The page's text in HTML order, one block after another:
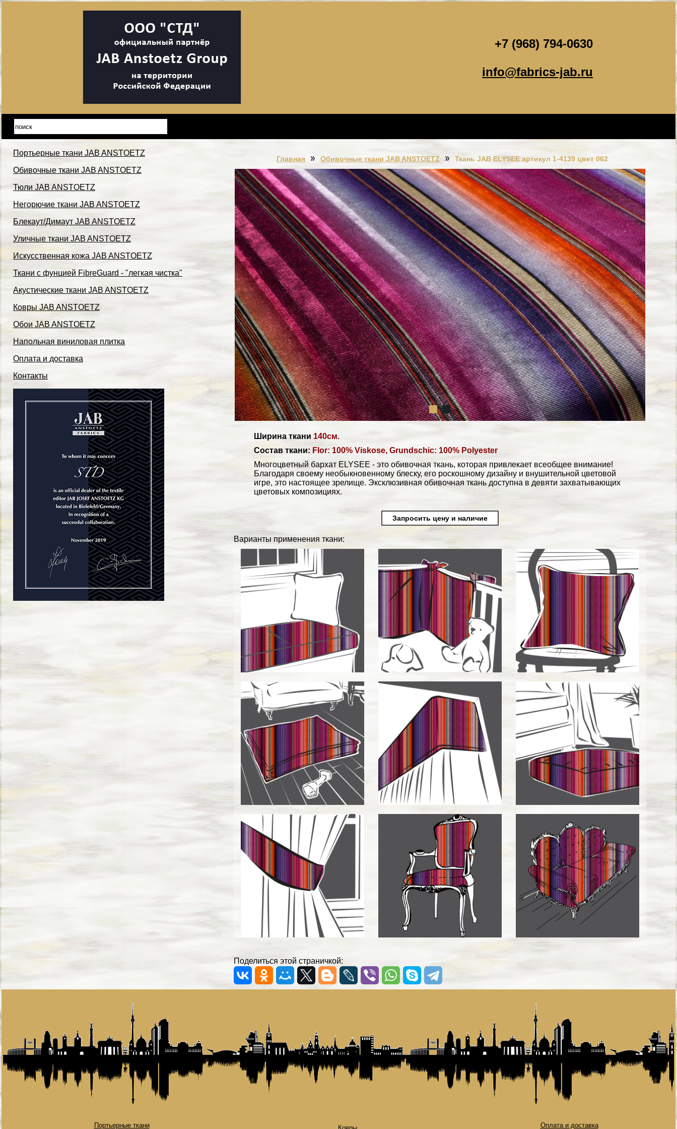
+7 (968) 794-0630
info@fabrics-jab.ru
Портьерные ткани JAB ANSTOETZ
Обивочные ткани JAB ANSTOETZ
Тюли JAB ANSTOETZ
Негорючие ткани JAB ANSTOETZ
Блекаут/Димаут JAB ANSTOETZ
Уличные ткани JAB ANSTOETZ
Искусственная кожа JAB ANSTOETZ
Ткани с фунцией FibreGuard - "легкая чистка"
Акустические ткани JAB ANSTOETZ
Ковры JAB ANSTOETZ
Обои JAB ANSTOETZ
Напольная виниловая плитка
Оплата и доставка
Контакты
Главная Обивочные ткани JAB ANSTOETZ Ткань JAB ELYSEE артикул 1-4139 цвет 062
Ширина ткани 140см.
Состав ткани: Flor: 100% Viskose, Grundschic: 100% Polyester
Многоцветный бархат ELYSEE - это обивочная ткань, которая привлекает всеобщее внимание!
Благодаря своему необыкновенному блеску, его роскошному дизайну и внушительной цветовой
игре, это настоящее зрелище. Эксклюзивная обивочная ткань доступна в девяти захватывающих
цветовых композициях.
Запросить цену и наличие
Варианты применения ткани:
Поделиться этой страничкой:
Портьерные ткани Оплата и доставка